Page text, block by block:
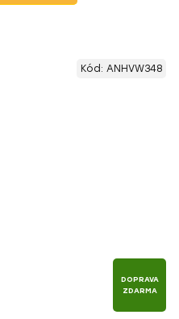
DOPRAVA
ZDARMA
Kód: ANHVW348